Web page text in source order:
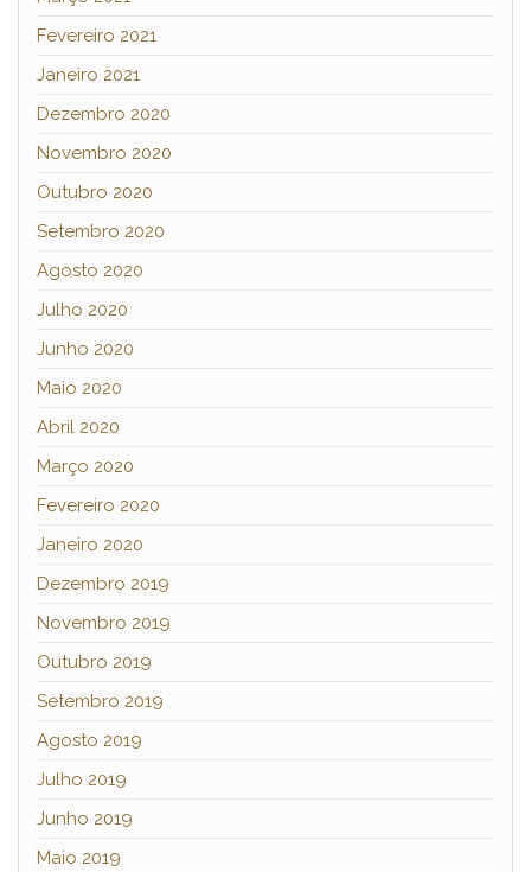
Fevereiro 2021
Janeiro 2021
Dezembro 2020
Novembro 2020
Outubro 2020
Setembro 2020
Agosto 2020
Julho 2020
Junho 2020
Maio 2020
Abril 2020
Março 2020
Fevereiro 2020
Janeiro 2020
Dezembro 2019
Novembro 2019
Outubro 2019
Setembro 2019
Agosto 2019
Julho 2019
Junho 2019
Maio 2019